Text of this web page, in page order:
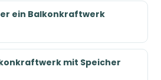
ein Balkonkraftwerk
mit Speicher